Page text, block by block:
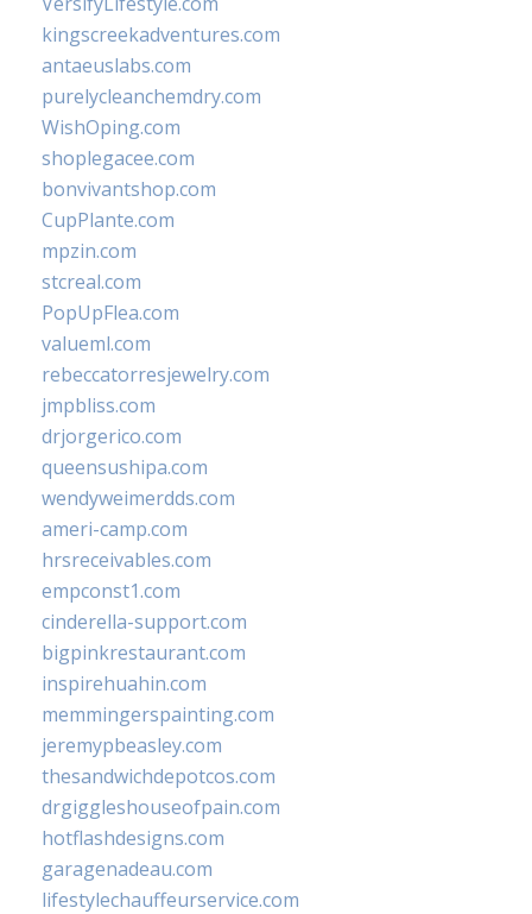
kingscreekadventures.com
antaeuslabs.com
purelycleanchemdry.com
WishOping.com
shoplegacee.com
bonvivantshop.com
CupPlante.com
mpzin.com
stcreal.com
PopUpFlea.com
valueml.com
rebeccatorresjewelry.com
jmpbliss.com
drjorgerico.com
queensushipa.com
wendyweimerdds.com
ameri-camp.com
hrsreceivables.com
empconst1.com
cinderella-support.com
bigpinkrestaurant.com
inspirehuahin.com
memmingerspainting.com
jeremypbeasley.com
thesandwichdepotcos.com
drgiggleshouseofpain.com
hotflashdesigns.com
garagenadeau.com
lifestylechauffeurservice.com